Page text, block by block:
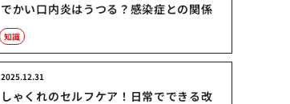
でかい口内炎はうつる？感染症との関係
知識
しゃくれのセルフケア！日常でできる改
2025.12.31